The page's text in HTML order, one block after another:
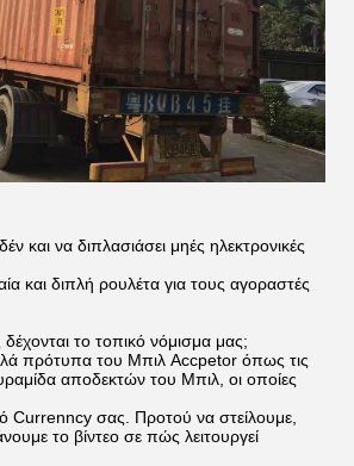
και να διπλασιάσει μηές ηλεκτρονικές
και διπλή ρουλέτα για τους αγοραστές
το τοπικό νόμισμα μας;
πρότυπα του Μπιλ Accpetor όπως τις
αποδεκτών του Μπιλ, οι οποίες
Currenncy σας. Προτού να στείλουμε,
το βίντεο σε πώς λειτουργεί